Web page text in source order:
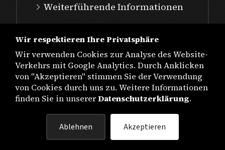
Weiterführende Informationen
DATENSCHUTZ
Wir respektieren Ihre Privatsphäre
Wir verwenden Cookies zur Analyse des Website-
Verkehrs mit Google Analytics. Durch Anklicken
von "Akzeptieren" stimmen Sie der Verwendung
von Cookies durch uns zu. Weitere Informationen
finden Sie in unsererDatenschutzerklärung.
Ablehnen Akzeptieren